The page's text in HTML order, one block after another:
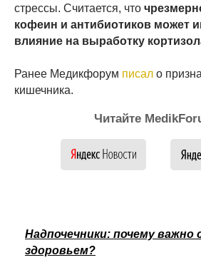
стрессы. Считается, что
кофеин и антибиотиков может
влияние на выработку
Ранее Медикфорум писал о
кишечника.
Читайте
Надпочечники: почему важно
здоровьем?